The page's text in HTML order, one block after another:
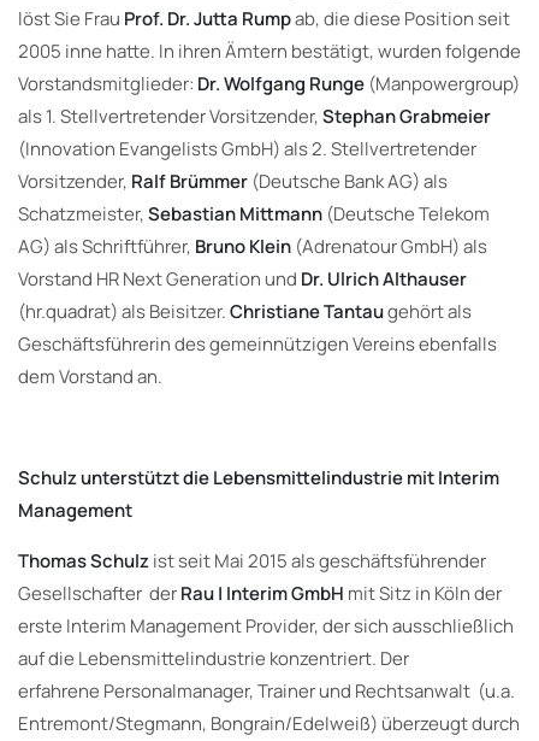
löst Sie Frau Prof. Dr. Jutta Rumpab, die diese Position seit
2005 inne hatte. In ihren Ämtern bestätigt, wurden folgende
Vorstandsmitglieder: Dr. Wolfgang Runge (Manpowergroup)
als 1. Stellvertretender Vorsitzender,Stephan Grabmeier
(Innovation Evangelists GmbH) als 2. Stellvertretender
Vorsitzender, Ralf Brümmer (Deutsche Bank AG) als
Schatzmeister,Sebastian Mittmann (Deutsche Telekom
AG) als Schriftführer, Bruno Klein (Adrenatour GmbH) als
Vorstand HR Next Generation und Dr. Ulrich Althauser
(hr.quadrat) als Beisitzer.Christiane Tantaugehört als
Geschäftsführerin des gemeinnützigen Vereins ebenfalls
dem Vorstand an.
Schulz unterstützt die Lebensmittelindustrie mit Interim
Management
Thomas Schulzist seit Mai 2015 als geschäftsführender
Gesellschafter derRau | Interim GmbH mit Sitz in Köln der
erste Interim Management Provider, der sich ausschließlich
auf die Lebensmittelindustrie konzentriert. Der
erfahrene Personalmanager, Trainer und Rechtsanwalt (u.a.
Entremont/Stegmann, Bongrain/Edelweiß) überzeugt durch